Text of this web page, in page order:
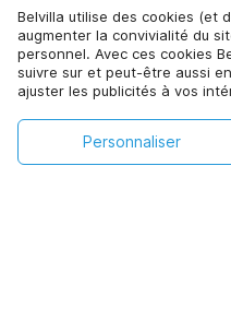
Belvilla utilise des cookies (et
augmenter la convivialité du
personnel. Avec ces cookies
suivre sur et peut-être aussi
ajuster les publicités à vos
Accepter, vous acceptez de le
être trouvées dans notre
Personnaliser
Votre adresse e-mail*
Cliquez ici pour vous
pouvez vous désinscrire à
Voir les
€134
+